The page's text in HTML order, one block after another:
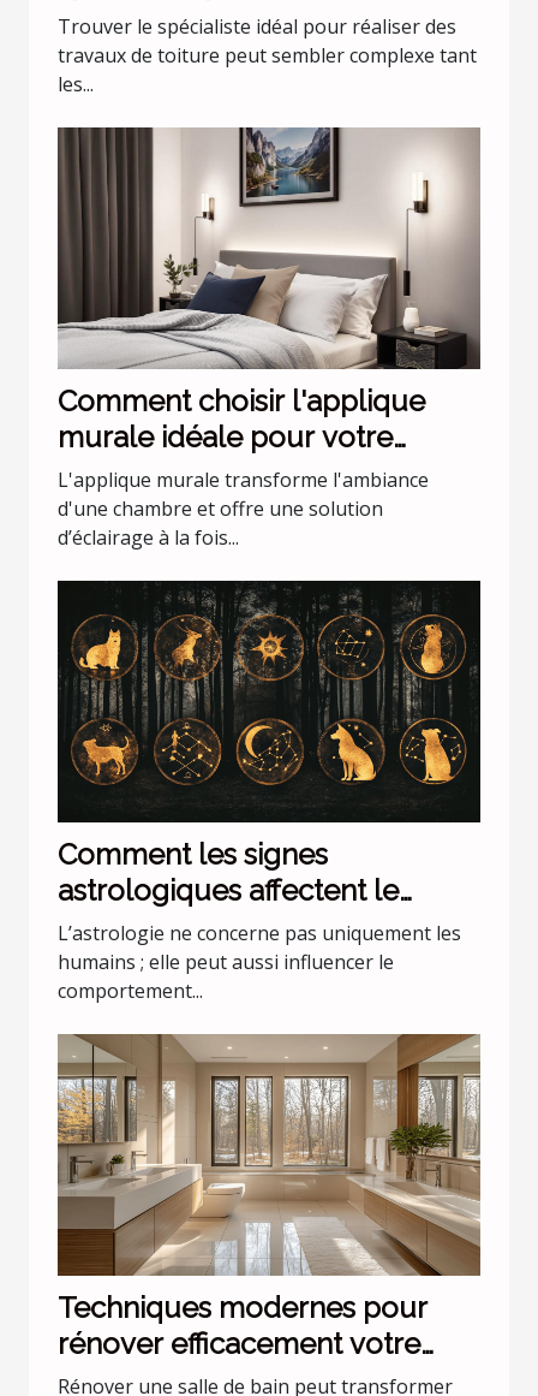
toiture ?
Trouver le spécialiste idéal pour réaliser des
travaux de toiture peut sembler complexe tant
les...
Comment choisir l'applique
murale idéale pour votre
chambre
L'applique murale transforme l'ambiance
d'une chambre et offre une solution
d’éclairage à la fois...
Comment les signes
astrologiques affectent le
comportement de nos animaux
domestiques
L’astrologie ne concerne pas uniquement les
humains ; elle peut aussi influencer le
comportement...
Techniques modernes pour
rénover efficacement votre
salle de bain
Rénover une salle de bain peut transformer